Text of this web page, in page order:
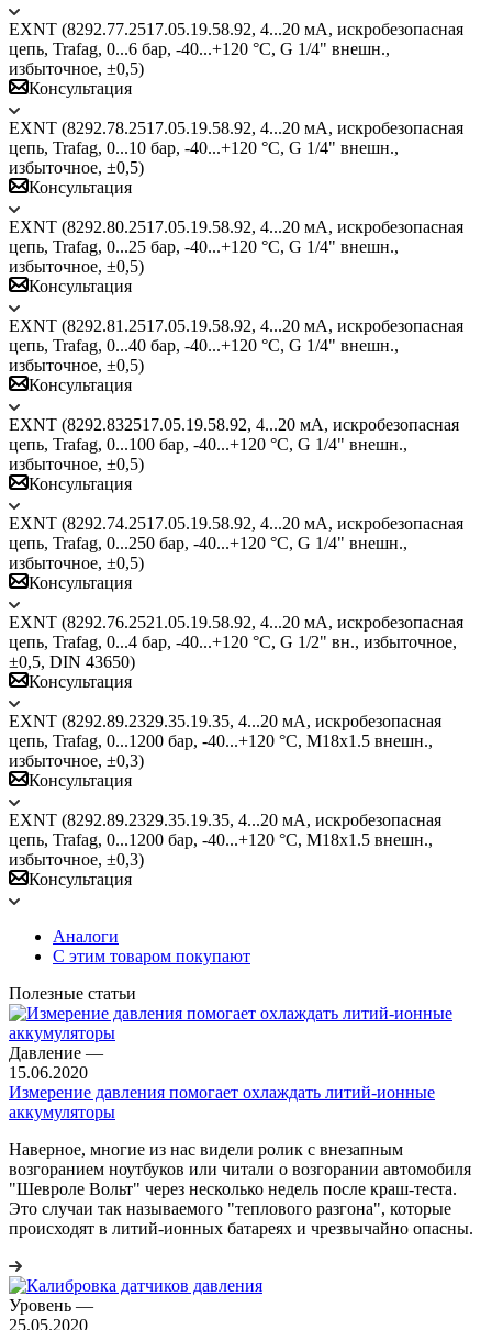
EXNT (8292.77.2517.05.19.58.92, 4...20 мА, искробезопасная
цепь, Trafag, 0...6 бар, -40...+120 °C, G 1/4" внешн.,
избыточное, ±0,5)
Консультация
EXNT (8292.78.2517.05.19.58.92, 4...20 мА, искробезопасная
цепь, Trafag, 0...10 бар, -40...+120 °C, G 1/4" внешн.,
избыточное, ±0,5)
Консультация
EXNT (8292.80.2517.05.19.58.92, 4...20 мА, искробезопасная
цепь, Trafag, 0...25 бар, -40...+120 °C, G 1/4" внешн.,
избыточное, ±0,5)
Консультация
EXNT (8292.81.2517.05.19.58.92, 4...20 мА, искробезопасная
цепь, Trafag, 0...40 бар, -40...+120 °C, G 1/4" внешн.,
избыточное, ±0,5)
Консультация
EXNT (8292.832517.05.19.58.92, 4...20 мА, искробезопасная
цепь, Trafag, 0...100 бар, -40...+120 °C, G 1/4" внешн.,
избыточное, ±0,5)
Консультация
EXNT (8292.74.2517.05.19.58.92, 4...20 мА, искробезопасная
цепь, Trafag, 0...250 бар, -40...+120 °C, G 1/4" внешн.,
избыточное, ±0,5)
Консультация
EXNT (8292.76.2521.05.19.58.92, 4...20 мА, искробезопасная
цепь, Trafag, 0...4 бар, -40...+120 °C, G 1/2" вн., избыточное,
±0,5, DIN 43650)
Консультация
EXNT (8292.89.2329.35.19.35, 4...20 мА, искробезопасная
цепь, Trafag, 0...1200 бар, -40...+120 °C, M18x1.5 внешн.,
избыточное, ±0,3)
Консультация
EXNT (8292.89.2329.35.19.35, 4...20 мА, искробезопасная
цепь, Trafag, 0...1200 бар, -40...+120 °C, M18x1.5 внешн.,
избыточное, ±0,3)
Консультация
Аналоги
С этим товаром покупают
Полезные статьи
Давление —
15.06.2020
Измерение давления помогает охлаждать литий-ионные
аккумуляторы
Наверное, многие из нас видели ролик с внезапным
возгоранием ноутбуков или читали о возгорании автомобиля
"Шевроле Вольт" через несколько недель после краш-теста.
Это случаи так называемого "теплового разгона", которые
происходят в литий-ионных батареях и чрезвычайно опасны.
Уровень —
25.05.2020